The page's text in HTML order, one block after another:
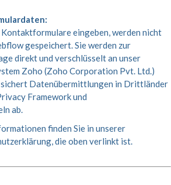
Kontaktformulare eingeben, werden nicht
gespeichert. Sie werden zur
direkt und verschlüsselt an unser
Zoho (Zoho Corporation Pvt. Ltd.)
Datenübermittlungen in Drittländer
Framework und
ab.
finden Sie in unserer
die oben verlinkt ist.